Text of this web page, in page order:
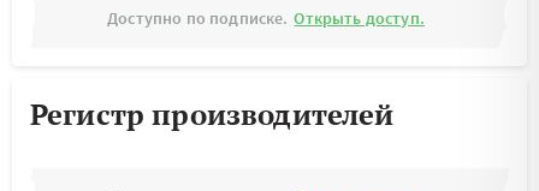
Доступно по подписке. Открыть доступ.
Регистр производителей